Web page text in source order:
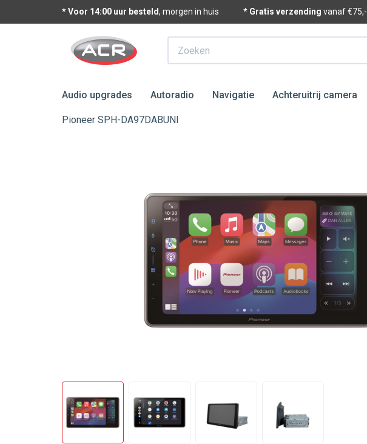
* Voor 14:00 uur besteld, morgen in huis * Gratis verzending vanaf €75,-
Zoeken
Audio upgrades Autoradio Navigatie Achteruitrij camera
Pioneer SPH-DA97DABUNI